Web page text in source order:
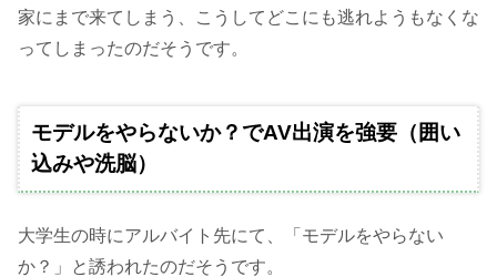
家にまで来てしまう、こうしてどこにも逃れようもなくな
ってしまったのだそうです。
モデルをやらないか？でAV出演を強要（囲い
込みや洗脳）
大学生の時にアルバイト先にて、「モデルをやらない
か？」と誘われたのだそうです。